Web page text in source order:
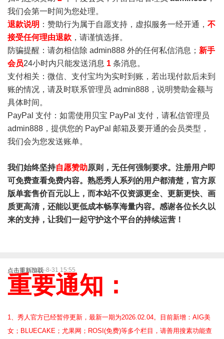
我们会第一时间为您处理。
退款说明 ：赞助行为属于自愿支持，虚拟服务一经开通， 不
接受任何理由退款 ，请谨慎选择。
防骗提醒：请勿相信除 admin888 外的任何私信消息； 新手
会员24小时内只能发送消息 1 条消息。
支付相关：微信、支付宝均为实时到账，若出现付款后未到
账的情况，请及时联系管理员 admin888，说明赞助金额与
具体时间。
PayPal 支付：如需使用贝宝 PayPal 支付，请私信管理员
admin888，提供您的 PayPal 邮箱及要开通的会员类型，
我们会为您发送账单。
我们始终坚持自愿赞助原则，无任何强制要求。注册用户即
可免费查看免费内容。熟悉秀人系列的用户都清楚，官方原
版单套售价百元以上，而本站不仅资源更全、更新更快、画
质更高清，还能以更低成本畅享海量内容。感谢各位长久以
来的支持，让我们一起守护这个平台的持续运营！
点击重新加载2025-8-31 15:55
重要通知：
1、秀人官方已经暂停更新，最新一期为2026.02.04。目前新增：AIG美
女；BLUECAKE；尤果网；ROSI(免费)等多个栏目，请善用搜素功能查